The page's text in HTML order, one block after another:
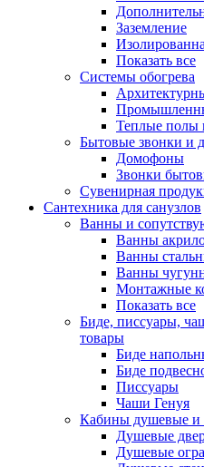
Заземление
Показать все
Системы обогрева
Теплые полы
Бытовые звонки и
Домофоны
Звонки
Сувенирная
Сантехника для санузлов
Ванны и
Ванны
Ванны
Ванны
Монтажные
Показать все
Биде, писсуары,
товары
Биде
Биде
Писсуары
Чаши Генуя
Кабины душевые и
Душевые
Душевые